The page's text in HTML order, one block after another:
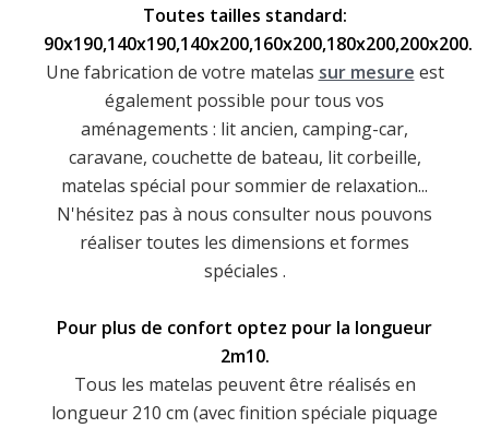
Toutes tailles standard:
90x190,140x190,140x200,160x200,180x200,200x200.
Une fabrication de votre matelas sur mesure est
également possible pour tous vos
aménagements : lit ancien, camping-car,
caravane, couchette de bateau, lit corbeille,
matelas spécial pour sommier de relaxation...
N'hésitez pas à nous consulter nous pouvons
réaliser toutes les dimensions et formes
spéciales .
Pour plus de confort optez pour la longueur
2m10.
Tous les matelas peuvent être réalisés en
longueur 210 cm (avec finition spéciale piquage